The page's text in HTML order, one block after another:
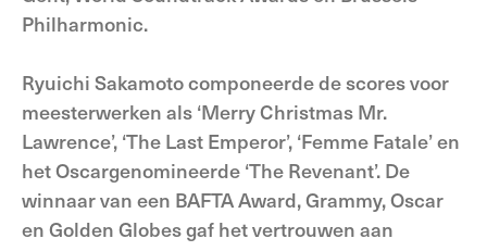
Philharmonic.
Ryuichi Sakamoto componeerde de scores voor
meesterwerken als ‘Merry Christmas Mr.
Lawrence’, ‘The Last Emperor’, ‘Femme Fatale’ en
het Oscargenomineerde ‘The Revenant’. De
winnaar van een BAFTA Award, Grammy, Oscar
en Golden Globes gaf het vertrouwen aan